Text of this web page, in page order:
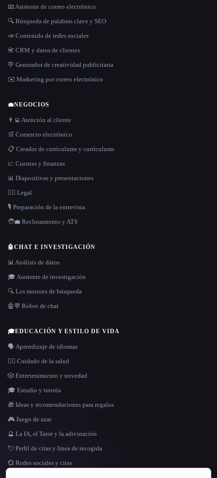
IDIOMA
📧 Asistente de correo electrónico
🔍 Búsqueda de palabras clave y SEO
📣 Contenido de redes sociales
📇 CRM y datos de clientes
🪧 Generador de creatividad publicitaria
✉️ Marketing por correo electrónico
💼NEGOCIOS
👨‍💻 Atención al cliente
🛒 Comercio electrónico
📋 Creador de currículums y currículums
📈 Cuentas y finanzas
📊 Diapositivas y presentaciones
👩‍⚖️ Legal
🎙️ Preparación de la entrevista
🧑‍💼 Reclutamiento y ATS
🤖CHAT E INVESTIGACIÓN
📊 Análisis de datos
🎓 Asistente de investigación
🔍 Los motores de búsqueda
🤖💬 Robot de chat
🎓EDUCACIÓN Y ESTILO DE VIDA
🗣️ Aprendizaje de idiomas
👩‍⚕️ Cuidado de la salud
🎲 Entretenimiento y novedad
🎓 Estudio y tutoría
🎁 Ideas y recomendaciones para regalos
🎮 Juego de azar
🔮 La IA, el Tarot y la adivinación
💘 Perfil de citas y línea de recogida
💞 Redes sociales y citas